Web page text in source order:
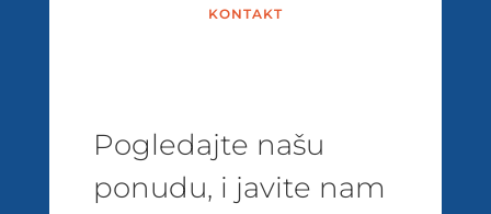
KONTAKT
Pogledajte našu
ponudu, i javite nam